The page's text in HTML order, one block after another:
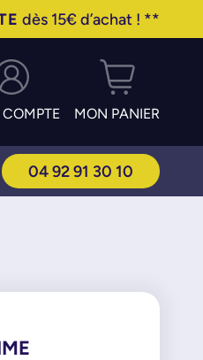
dès 15€ d’achat ! **
MON PANIER
04 92 91 30 10